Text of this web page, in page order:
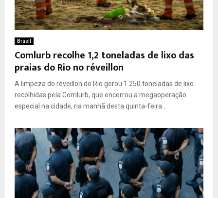
Brasil
Comlurb recolhe 1,2 toneladas de lixo das
praias do Rio no réveillon
A limpeza do réveillon do Rio gerou 1.250 toneladas de lixo
recolhidas pela Comlurb, que encerrou a megaoperação
especial na cidade, na manhã desta quinta-feira...